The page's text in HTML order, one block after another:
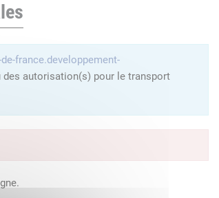
france.developpement-
des autorisation(s) pour le transport